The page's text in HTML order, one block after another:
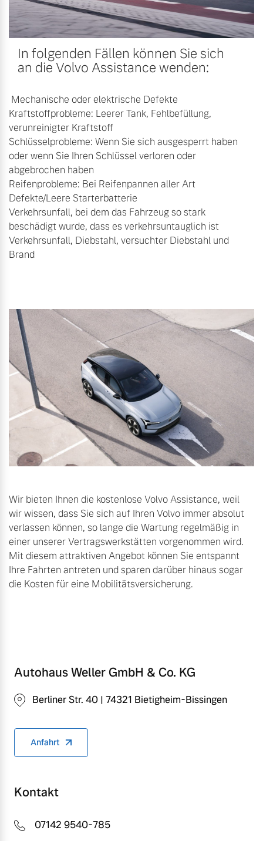
In folgenden Fällen können Sie sich
an die Volvo Assistance wenden:
Mechanische oder elektrische Defekte
Kraftstoffprobleme: Leerer Tank, Fehlbefüllung,
verunreinigter Kraftstoff
Schlüsselprobleme: Wenn Sie sich ausgesperrt haben
oder wenn Sie Ihren Schlüssel verloren oder
abgebrochen haben
Reifenprobleme: Bei Reifenpannen aller Art
Defekte/Leere Starterbatterie
Verkehrsunfall, bei dem das Fahrzeug so stark
beschädigt wurde, dass es verkehrsuntauglich ist
Verkehrsunfall, Diebstahl, versuchter Diebstahl und
Brand
Wir bieten Ihnen die kostenlose Volvo Assistance, weil
wir wissen, dass Sie sich auf Ihren Volvo immer absolut
verlassen können, so lange die Wartung regelmäßig in
einer unserer Vertragswerkstätten vorgenommen wird.
Mit diesem attraktiven Angebot können Sie entspannt
Ihre Fahrten antreten und sparen darüber hinaus sogar
die Kosten für eine Mobilitätsversicherung.
Autohaus Weller GmbH & Co. KG
Berliner Str. 40 | 74321 Bietigheim-Bissingen
Anfahrt
Kontakt
07142 9540-785